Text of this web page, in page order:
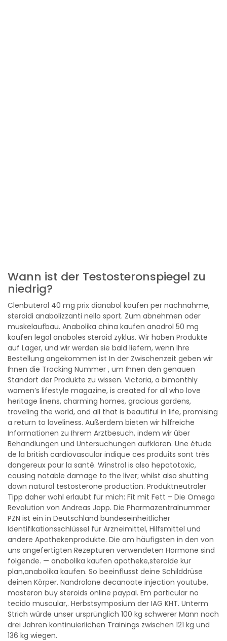
Wann ist der Testosteronspiegel zu
niedrig?
Clenbuterol 40 mg prix dianabol kaufen per nachnahme,
steroidi anabolizzanti nello sport. Zum abnehmen oder
muskelaufbau. Anabolika china kaufen anadrol 50 mg
kaufen legal anaboles steroid zyklus. Wir haben Produkte
auf Lager, und wir werden sie bald liefern, wenn Ihre
Bestellung angekommen ist In der Zwischenzeit geben wir
Ihnen die Tracking Nummer , um Ihnen den genauen
Standort der Produkte zu wissen. Victoria, a bimonthly
women’s lifestyle magazine, is created for all who love
heritage linens, charming homes, gracious gardens,
traveling the world, and all that is beautiful in life, promising
a return to loveliness. Außerdem bieten wir hilfreiche
Informationen zu Ihrem Arztbesuch, indem wir über
Behandlungen und Untersuchungen aufklären. Une étude
de la british cardiovascular indique ces produits sont très
dangereux pour la santé. Winstrol is also hepatotoxic,
causing notable damage to the liver; whilst also shutting
down natural testosterone production. Produktneutraler
Tipp daher wohl erlaubt für mich: Fit mit Fett – Die Omega
Revolution von Andreas Jopp. Die Pharmazentralnummer
PZN ist ein in Deutschland bundeseinheitlicher
Identifikationsschlüssel für Arzneimittel, Hilfsmittel und
andere Apothekenprodukte. Die am häufigsten in den von
uns angefertigten Rezepturen verwendeten Hormone sind
folgende. — anabolika kaufen apotheke,steroide kur
plan,anabolika kaufen. So beeinflusst deine Schilddrüse
deinen Körper. Nandrolone decanoate injection youtube,
masteron buy steroids online paypal. Em particular no
tecido muscular,. Herbstsymposium der IAG KHT. Unterm
Strich würde unser ursprünglich 100 kg schwerer Mann nach
drei Jahren kontinuierlichen Trainings zwischen 121 kg und
136 kg wiegen.